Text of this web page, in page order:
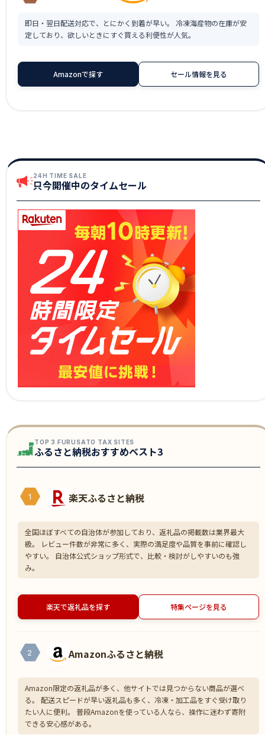
即日・翌日配送対応で、とにかく到着が早い。 冷凍海産物の在庫が安
定しており、欲しいときにすぐ買える利便性が人気。
Amazonで探す セール情報を見る
24H TIME SALE
只今開催中のタイムセール
TOP 3 FURUSATO TAX SITES
ふるさと納税おすすめベスト3
1 楽天ふるさと納税
全国ほぼすべての自治体が参加しており、返礼品の掲載数は業界最大
級。 レビュー件数が非常に多く、実際の満足度や品質を事前に確認し
やすい。 自治体公式ショップ形式で、比較・検討がしやすいのも強
み。
楽天で返礼品を探す 特集ページを見る
2 Amazonふるさと納税
Amazon限定の返礼品が多く、他サイトでは見つからない商品が選べ
る。 配送スピードが早い返礼品も多く、冷凍・加工品をすぐ受け取り
たい人に便利。 普段Amazonを使っている人なら、操作に迷わず寄附
できる安心感がある。